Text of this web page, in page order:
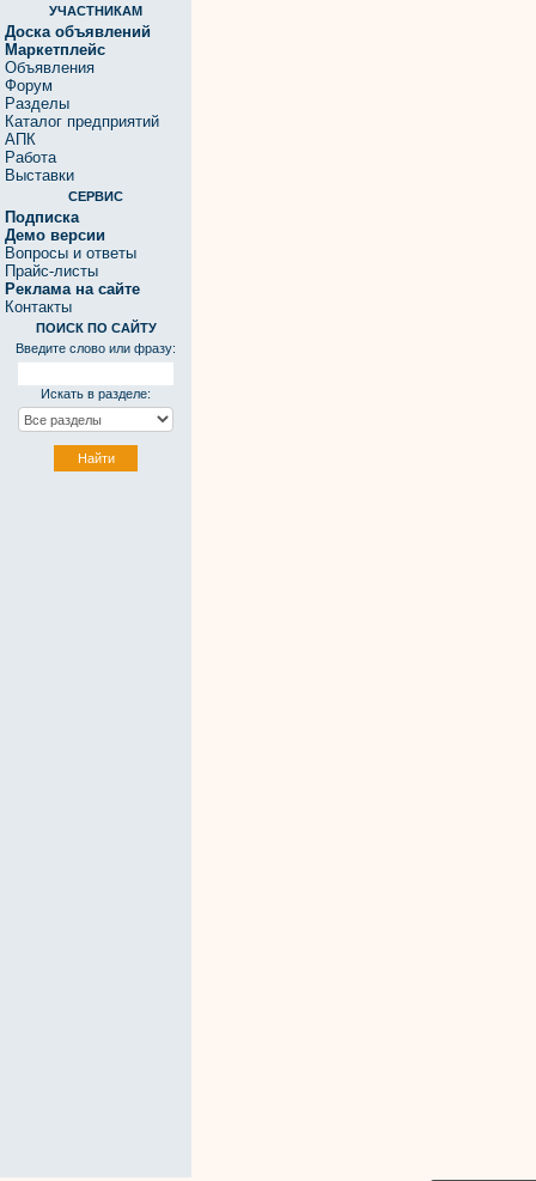
УЧАСТНИКАМ
Доска объявлений
Маркетплейс
Объявления
Форум
Разделы
Каталог предприятий
АПК
Работа
Выставки
СЕРВИС
Подписка
Демо версии
Вопросы и ответы
Прайс-листы
Реклама на сайте
Контакты
ПОИСК ПО САЙТУ
Введите слово или фразу:
Искать в разделе: